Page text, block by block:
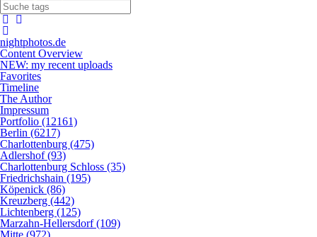
nightphotos.de
Content Overview
NEW: my recent uploads
Favorites
Timeline
The Author
Impressum
Portfolio (12161)
Berlin (6217)
Charlottenburg (475)
Adlershof (93)
Charlottenburg Schloss (35)
Friedrichshain (195)
Köpenick (86)
Kreuzberg (442)
Lichtenberg (125)
Marzahn-Hellersdorf (109)
Mitte (972)